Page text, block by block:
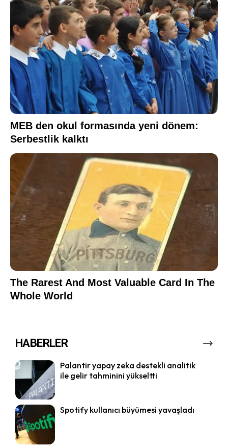
HABERLER
Palantir yapay zeka destekli analitik
ile gelir tahminini yükseltti
Spotify kullanıcı büyümesi yavaşladı